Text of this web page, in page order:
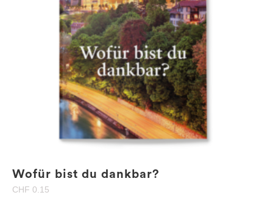
Wofür bist du dankbar?
CHF 0.15